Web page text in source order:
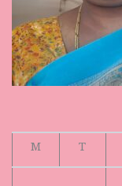
M
T